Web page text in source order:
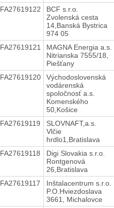
FA27619122
BCF s.r.o.
Zvolenská cesta
14,Banská Bystrica
974 05
FA27619121
MAGNA Energia a.s.
Nitrianska 7555/18,
Piešťany
FA27619120
Východoslovenská
vodárenská
spoločnosť a.s.
Komenského
50,Košice
FA27619119
SLOVNAFT,a.s.
Vlčie
hrdlo1,Bratislava
FA27619118
Digi Slovakia s.r.o.
Rontgenová
26,Bratislava
FA27619117
Inštalacentrum s.r.o.
P.O.Hviezdoslava
3661, Michalovce